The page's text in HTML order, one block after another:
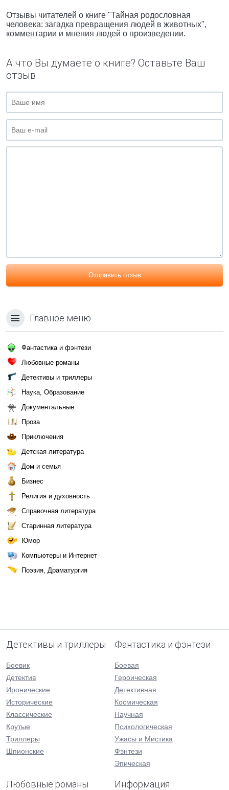
Отзывы читателей о книге "Тайная родословная
человека: загадка превращения людей в животных",
комментарии и мнения людей о произведении.
А что Вы думаете о книге? Оставьте Ваш
отзыв.
Отправить отзыв
Главное меню
Фантастика и фэнтези
Любовные романы
Детективы и триллеры
Наука, Образование
Документальные
Проза
Приключения
Детская литература
Дом и семья
Бизнес
Религия и духовность
Справочная литература
Старинная литература
Юмор
Компьютеры и Интернет
Поэзия, Драматургия
Детективы и триллеры
Боевик
Детектив
Иронические
Исторические
Классические
Крутые
Триллеры
Шпионские
Фантастика и фэнтези
Боевая
Героическая
Детективная
Космическая
Научная
Психологическая
Ужасы и Мистика
Фэнтези
Эпическая
Любовные романы Информация